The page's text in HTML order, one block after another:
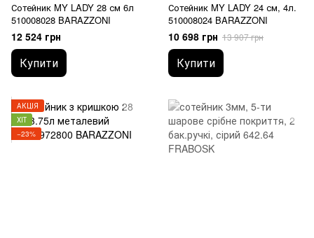
Сотейник MY LADY 28 см 6л
510008028 BARAZZONI
12 524 грн
Купити
Сотейник MY LADY 24 см, 4л.
510008024 BARAZZONI
10 698 грн 13 907 грн
Купити
АКЦІЯ
ХІТ
−23%